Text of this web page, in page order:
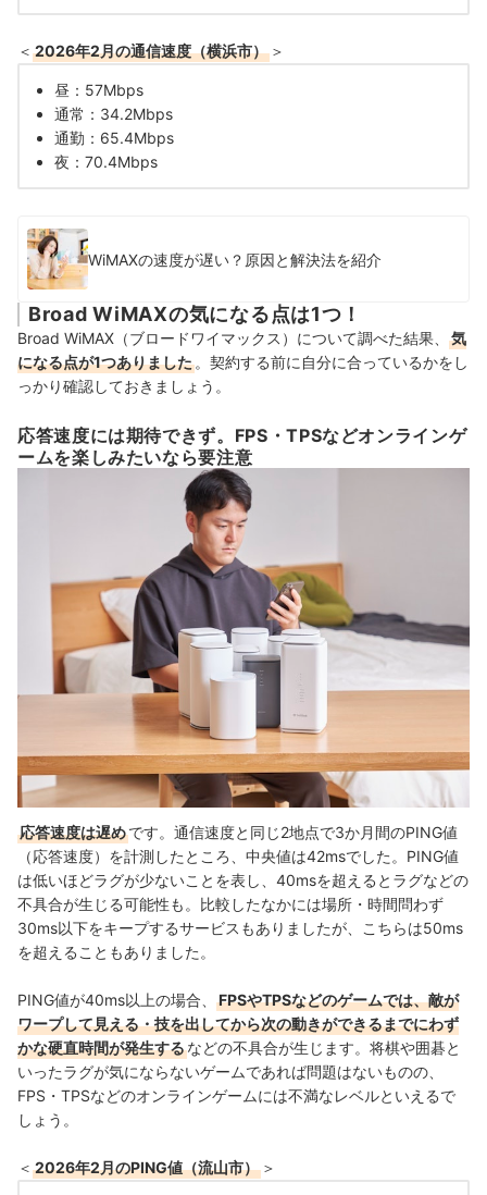
＜ 2026年2月の通信速度（横浜市） ＞
昼：57Mbps
通常：34.2Mbps
通勤：65.4Mbps
夜：70.4Mbps
WiMAXの速度が遅い？原因と解決法を紹介
Broad WiMAXの気になる点は1つ！
Broad WiMAX（ブロードワイマックス）について調べた結果、
気
になる点が1つありました 。契約する前に自分に合っているかをし
っかり確認しておきましょう。
応答速度には期待できず。FPS・TPSなどオンラインゲ
ームを楽しみたいなら要注意
応答速度は遅めです。通信速度と同じ2地点で3か月間のPING値
（応答速度）を計測したところ、 中央値は42msでした。 PING値
は低いほどラグが少ないことを表し、40msを超えると ラグなどの
不具合が生じる可能性も 。 比較したなかには場所・時間問わず
30ms以下をキープするサービスもありましたが、こちらは50ms
を超えることもありました。
PING値が40ms以上の場合、
FPSやTPSなどのゲームでは、敵が
ワープして見える・技を出してから次の動きができるまでにわず
かな硬直時間が発生するなどの不具合が生じます。将棋や囲碁と
いったラグが気にならないゲームであれば問題はないものの、
FPS・TPSなどのオンラインゲームには不満なレベルといえるで
しょう。
＜ 2026年2月のPING値（流山市） ＞